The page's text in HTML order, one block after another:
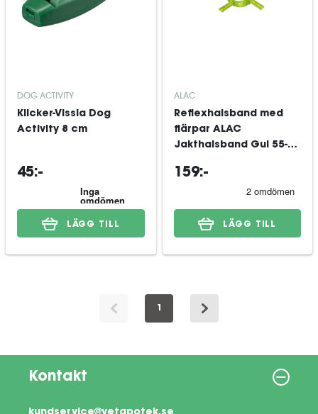
DOG ACTIVITY
Klicker-Vissla Dog
Activity 8 cm
45:-
LÄGG TILL
ALAC
Reflexhalsband med
flärpar ALAC
Jakthalsband Gul 55-65
159:-
LÄGG TILL
1
Kontakt